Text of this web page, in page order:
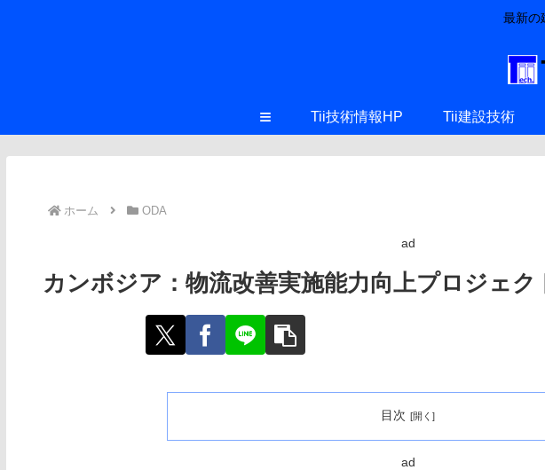
最新の
≡ Tii技術情報HP Tii建設技術
ホーム ODA
ad
カンボジア：物流改善実施能力向上プロジェク
目次
ad